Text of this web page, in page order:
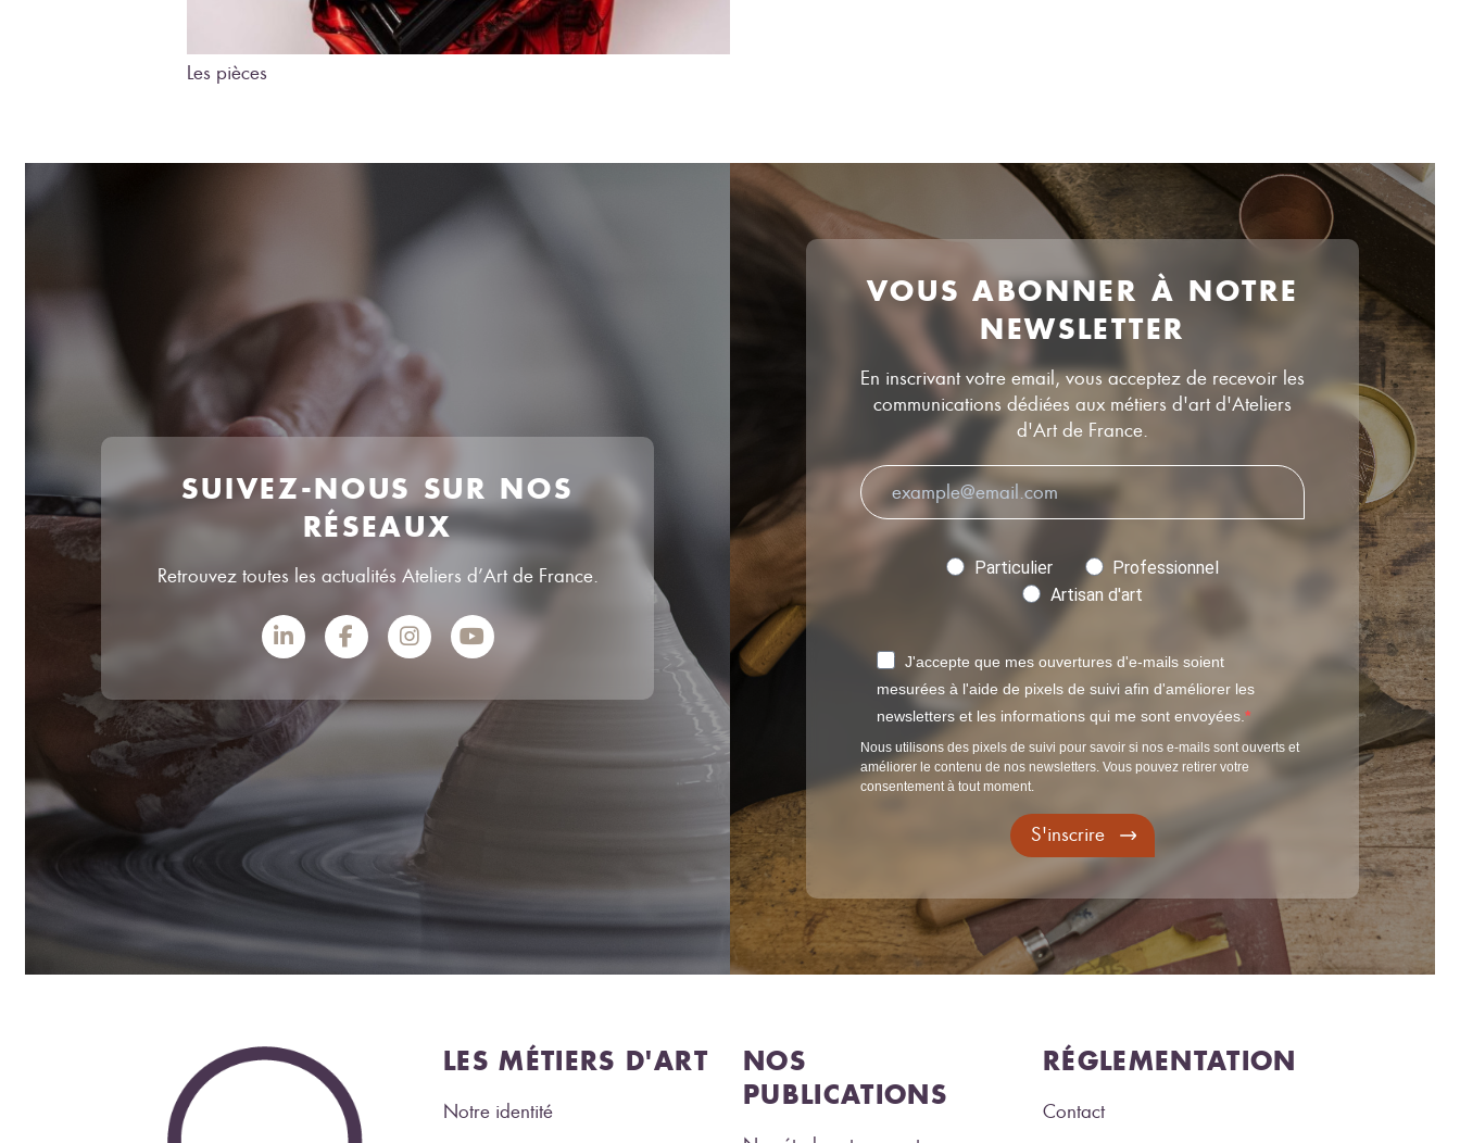
Les pièces
SUIVEZ-NOUS SUR NOS
RÉSEAUX
Retrouvez toutes les actualités Ateliers d’Art de France.
VOUS ABONNER À NOTRE
NEWSLETTER
En inscrivant votre email, vous acceptez de recevoir les
communications dédiées aux métiers d'art d'Ateliers
d'Art de France.
Particulier
Professionnel
Artisan d'art
J'accepte que mes ouvertures d'e-mails soient
mesurées à l'aide de pixels de suivi afin d'améliorer les
newsletters et les informations qui me sont envoyées.
Nous utilisons des pixels de suivi pour savoir si nos e-mails sont ouverts et
améliorer le contenu de nos newsletters. Vous pouvez retirer votre
consentement à tout moment.
S'inscrire
LES MÉTIERS D'ART
Notre identité
NOS
PUBLICATIONS
RÉGLEMENTATION
Contact